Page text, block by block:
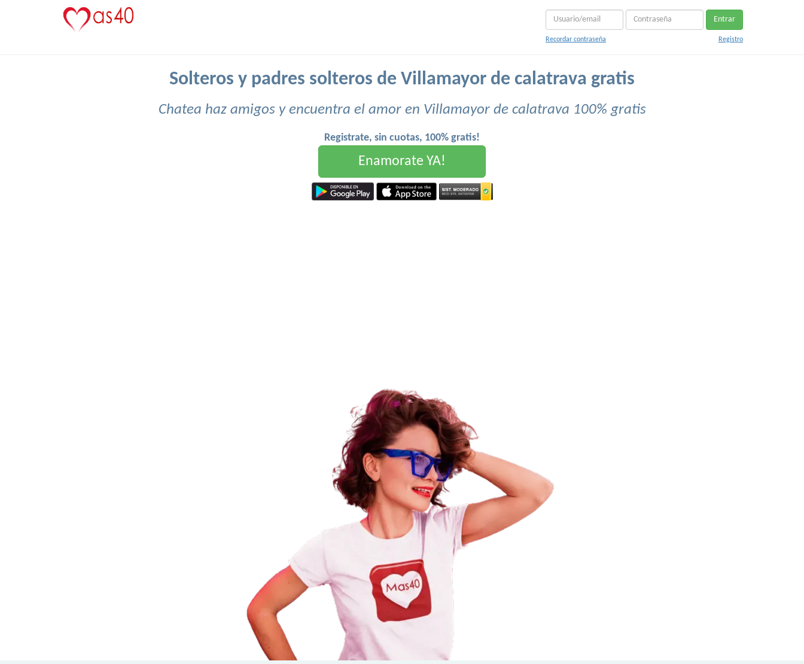
Entrar
Recordar contraseña Registro
Solteros y padres solteros de Villamayor de calatrava gratis
Chatea haz amigos y encuentra el amor en Villamayor de calatrava 100% gratis
Registrate, sin cuotas, 100% gratis!
Enamorate YA!